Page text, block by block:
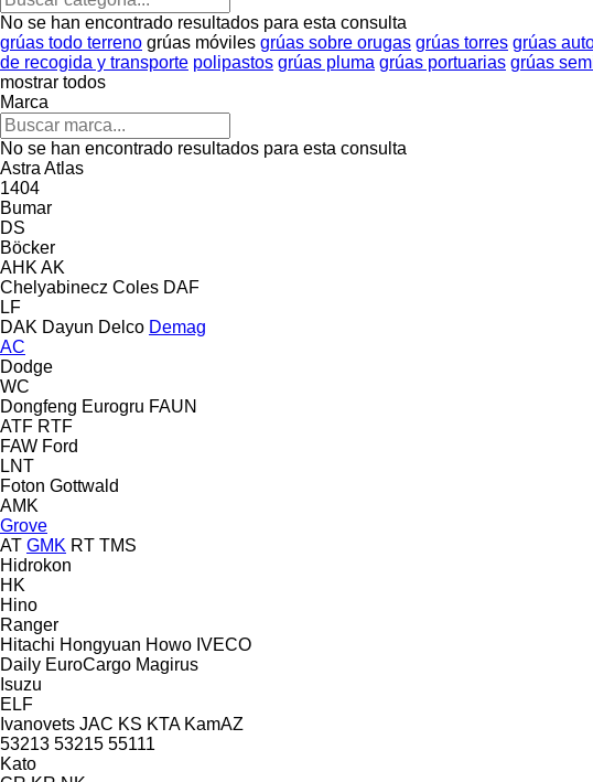
No se han encontrado resultados para esta consulta
grúas todo terreno grúas móviles grúas sobre orugas grúas torres grúas
de recogida y transporte polipastos grúas pluma grúas portuarias grúas
mostrar todos
Marca
No se han encontrado resultados para esta consulta
Astra Atlas
1404
Bumar
DS
Böcker
AHK AK
Chelyabinecz Coles DAF
LF
DAK Dayun Delco Demag
AC
Dodge
WC
Dongfeng Eurogru FAUN
ATF RTF
FAW Ford
LNT
Foton Gottwald
AMK
Grove
AT GMK RT TMS
Hidrokon
HK
Hino
Ranger
Hitachi Hongyuan Howo IVECO
Daily EuroCargo Magirus
Isuzu
ELF
Ivanovets JAC KS KTA KamAZ
53213 53215 55111
Kato